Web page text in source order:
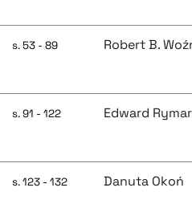
s. 53 - 89 Robert B.
s. 91 - 122 Edward Rymar
s. 123 - 132 Danuta Okoń